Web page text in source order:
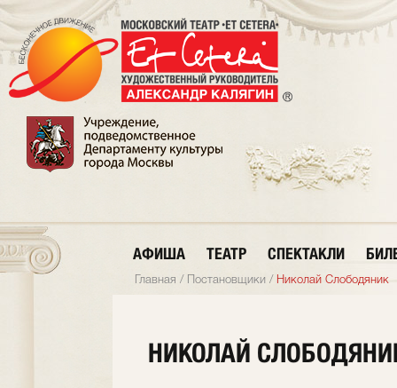
АФИША ТЕАТР СПЕКТАКЛИ
Главная / Постановщики / Николай Слободяник
НИКОЛАЙ